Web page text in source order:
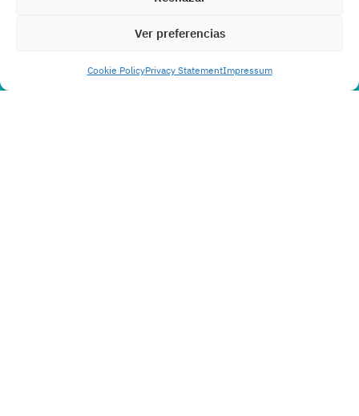
Ver preferencias
Cookie PolicyPrivacy StatementImpressum